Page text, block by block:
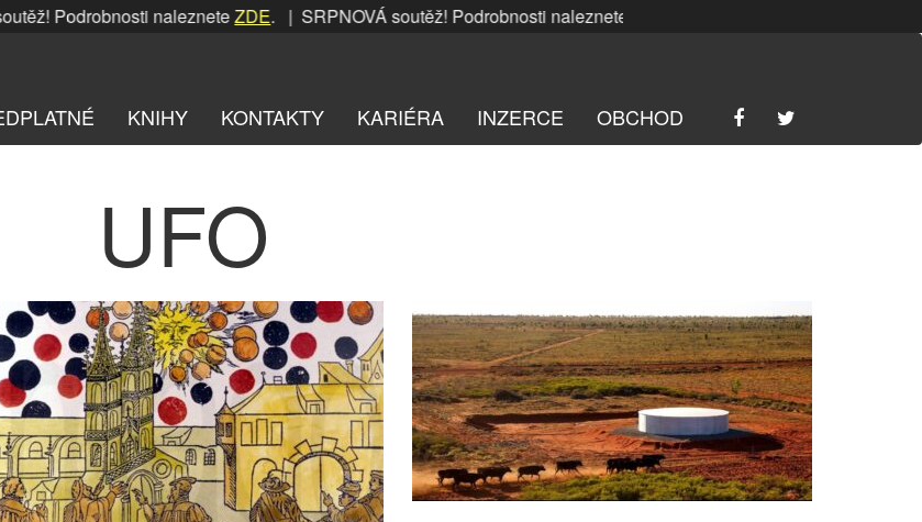
nalezneteZDE. | SRPNOVÁ soutěž! Podrobnosti nalezneteZDE. | SRPNOVÁ soutěž! Podrobnosti
KNIHY KONTAKTY KARIÉRA INZERCE OBCHOD
UFO